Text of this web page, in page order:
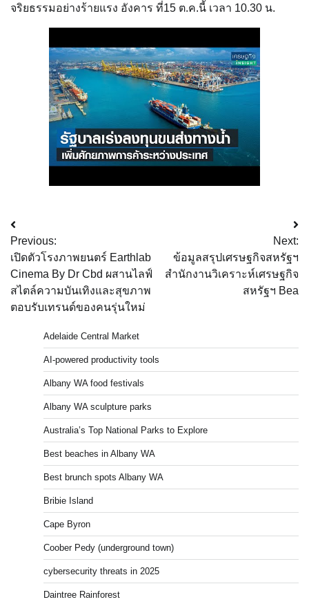
จริยธรรมอย่างร้ายแรง อังคาร ที่15 ต.ค.นี้ เวลา 10.30 น.
Post
navigation
Previous:
เปิดตัวโรงภาพยนตร์ Earthlab
Cinema By Dr Cbd ผสานไลฟ์
สไตล์ความบันเทิงและสุขภาพ
ตอบรับเทรนด์ของคนรุ่นใหม่
Next:
ข้อมูลสรุปเศรษฐกิจสหรัฐฯ
สำนักงานวิเคราะห์เศรษฐกิจ
สหรัฐฯ Bea
Adelaide Central Market
AI-powered productivity tools
Albany WA food festivals
Albany WA sculpture parks
Australia’s Top National Parks to Explore
Best beaches in Albany WA
Best brunch spots Albany WA
Bribie Island
Cape Byron
Coober Pedy (underground town)
cybersecurity threats in 2025
Daintree Rainforest